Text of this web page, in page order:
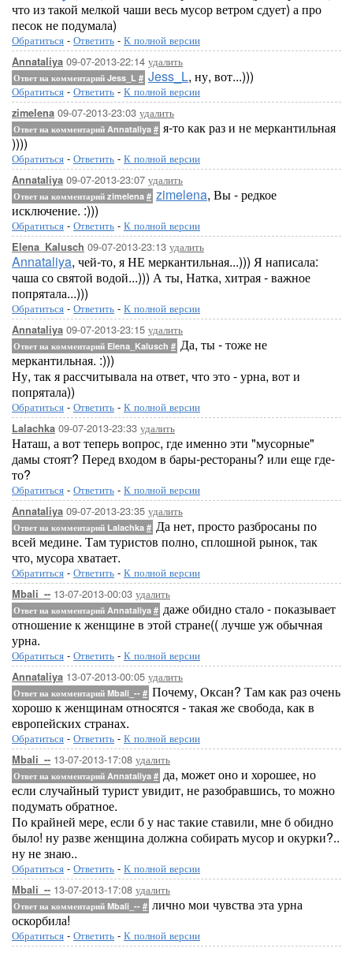
что из такой мелкой чаши весь мусор ветром сдует) а про
песок не подумала)
Обратиться - Ответить - К полной версии
Annataliya 09-07-2013-22:14 удалить
Ответ на комментарий Jess_L # Jess_L, ну, вот...)))
Обратиться - Ответить - К полной версии
zimelena 09-07-2013-23:03 удалить
Ответ на комментарий Annataliya # я-то как раз и не меркантильная
))))
Обратиться - Ответить - К полной версии
Annataliya 09-07-2013-23:07 удалить
Ответ на комментарий zimelena # zimelena, Вы - редкое
исключение. :)))
Обратиться - Ответить - К полной версии
Elena_Kalusch 09-07-2013-23:13 удалить
Annataliya, чей-то, я НЕ меркантильная...))) Я написала:
чаша со святой водой...))) А ты, Натка, хитрая - важное
попрятала...)))
Обратиться - Ответить - К полной версии
Annataliya 09-07-2013-23:15 удалить
Ответ на комментарий Elena_Kalusch # Да, ты - тоже не
меркантильная. :)))
Ну, так я рассчитывала на ответ, что это - урна, вот и
попрятала))
Обратиться - Ответить - К полной версии
Lalachka 09-07-2013-23:33 удалить
Наташ, а вот теперь вопрос, где именно эти "мусорные"
дамы стоят? Перед входом в бары-рестораны? или еще где-
то?
Обратиться - Ответить - К полной версии
Annataliya 09-07-2013-23:35 удалить
Ответ на комментарий Lalachka # Да нет, просто разбросаны по
всей медине. Там туристов полно, сплошной рынок, так
что, мусора хватает.
Обратиться - Ответить - К полной версии
Mbali_-- 13-07-2013-00:03 удалить
Ответ на комментарий Annataliya # даже обидно стало - показывает
отношение к женщине в этой стране(( лучше уж обычная
урна.
Обратиться - Ответить - К полной версии
Annataliya 13-07-2013-00:05 удалить
Ответ на комментарий Mbali_-- # Почему, Оксан? Там как раз очень
хорошо к женщинам относятся - такая же свобода, как в
европейских странах.
Обратиться - Ответить - К полной версии
Mbali_-- 13-07-2013-17:08 удалить
Ответ на комментарий Annataliya # да, может оно и хорошее, но
если случайный турист увидит, не разобравшись, то можно
подумать обратное.
По крайней мере, если б у нас такие ставили, мне б обидно
было! ну разве женщина должна собирать мусор и окурки?..
ну не знаю..
Обратиться - Ответить - К полной версии
Mbali_-- 13-07-2013-17:08 удалить
Ответ на комментарий Mbali_-- # лично мои чувства эта урна
оскорбила!
Обратиться - Ответить - К полной версии